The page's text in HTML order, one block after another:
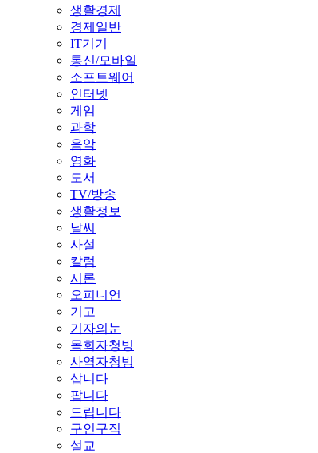
생활경제
경제일반
IT기기
통신/모바일
소프트웨어
인터넷
게임
과학
음악
영화
도서
TV/방송
생활정보
날씨
사설
칼럼
시론
오피니언
기고
기자의눈
목회자청빙
사역자청빙
삽니다
팝니다
드립니다
구인구직
설교